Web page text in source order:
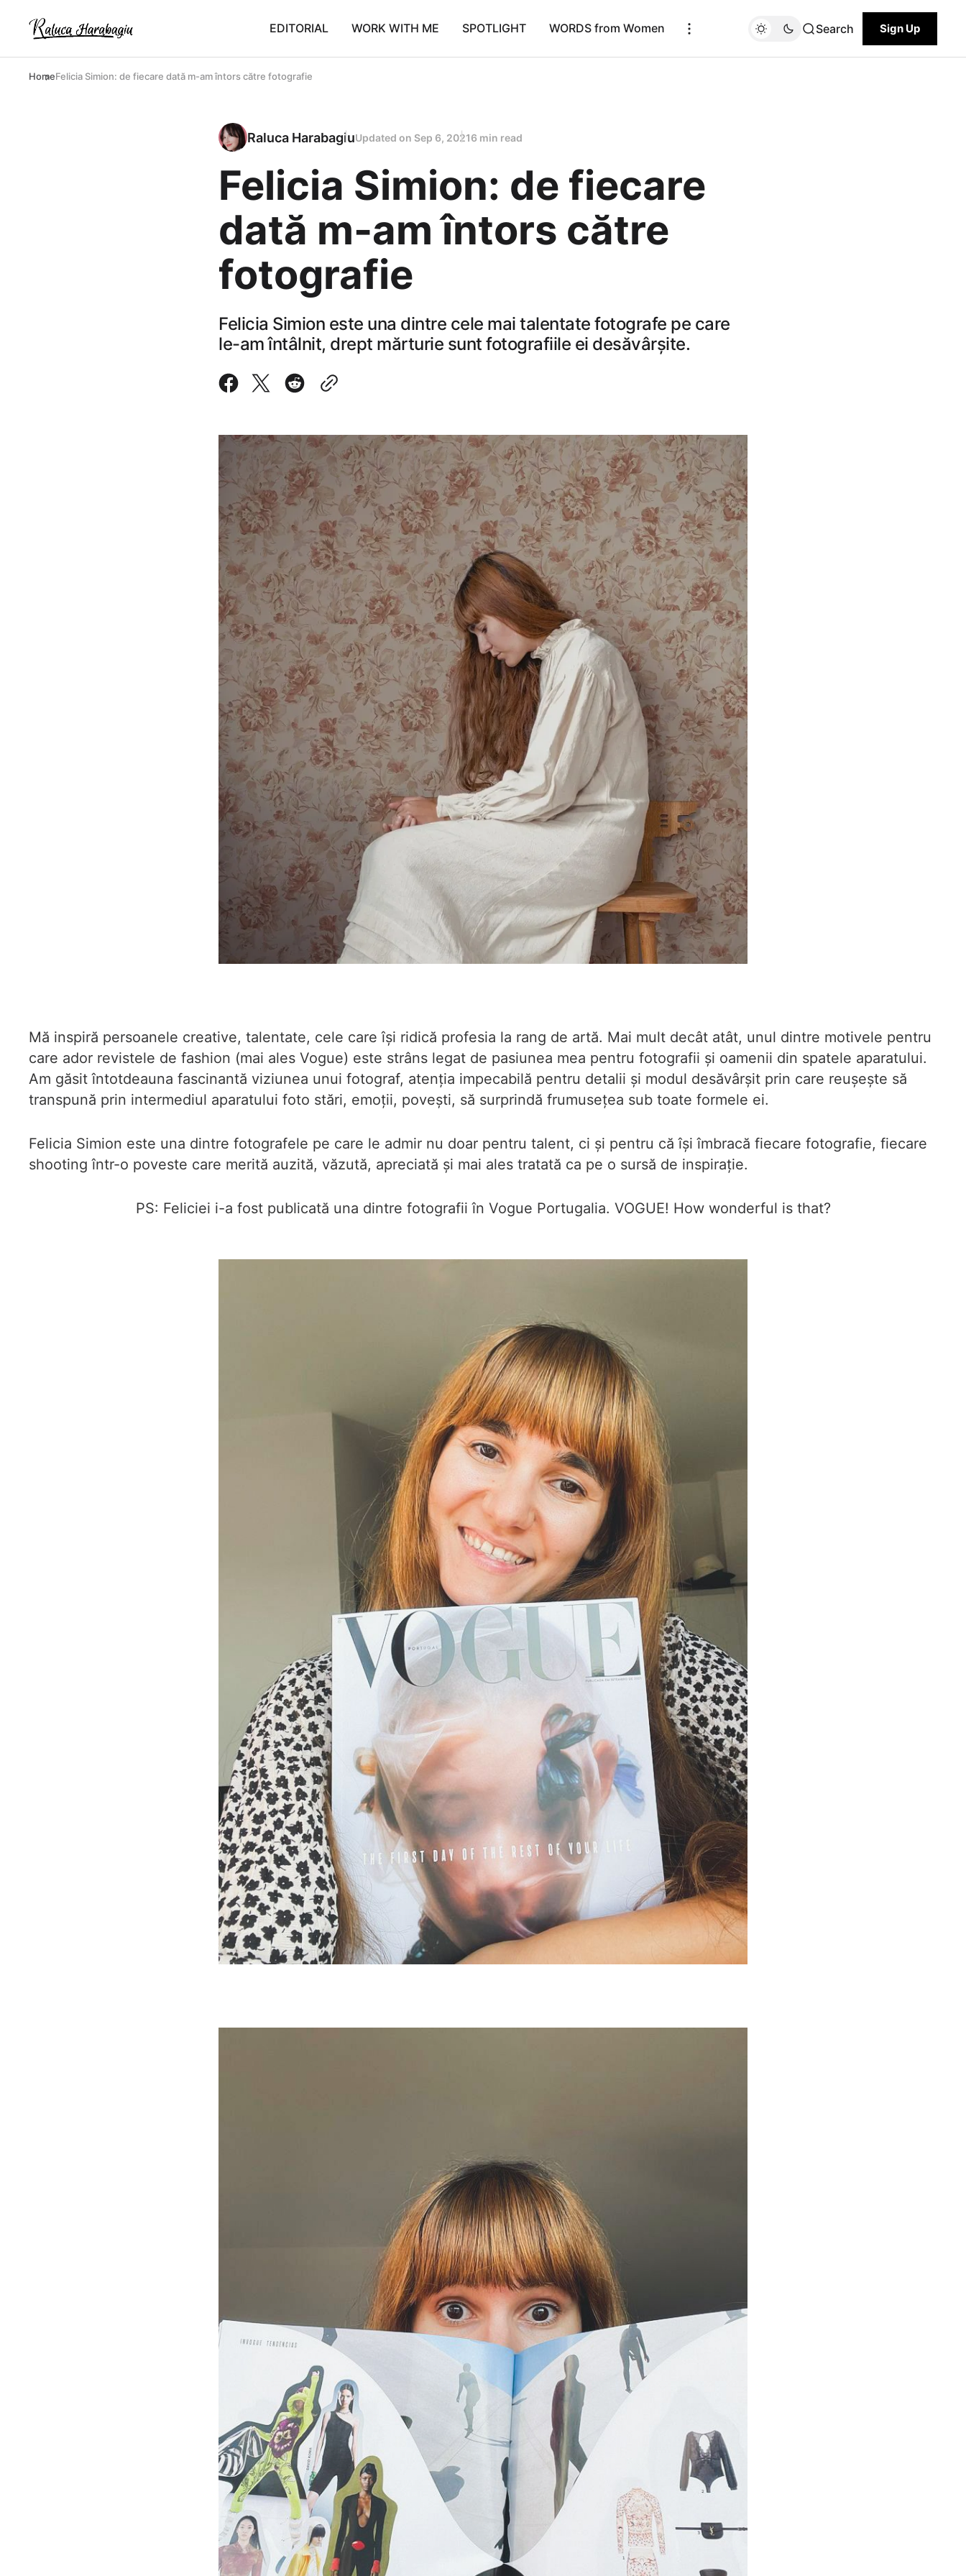
EDITORIAL WORK WITH ME SPOTLIGHT WORDS from Women Search Sign Up
HomeFelicia Simion: de fiecare dată m-am întors către fotografie
Raluca HarabagiuUpdated on Sep 6, 20216 min read
Felicia Simion: de fiecare
dată m-am întors către
fotografie
Felicia Simion este una dintre cele mai talentate fotografe pe care
le-am întâlnit, drept mărturie sunt fotografiile ei desăvârșite.
Mă inspiră persoanele creative, talentate, cele care își ridică profesia la rang de artă. Mai mult decât atât, unul dintre motivele pentru
care ador revistele de fashion (mai ales Vogue) este strâns legat de pasiunea mea pentru fotografii și oamenii din spatele aparatului.
Am găsit întotdeauna fascinantă viziunea unui fotograf, atenția impecabilă pentru detalii și modul desăvârșit prin care reușește să
transpună prin intermediul aparatului foto stări, emoții, povești, să surprindă frumusețea sub toate formele ei.
Felicia Simion este una dintre fotografele pe care le admir nu doar pentru talent, ci și pentru că își îmbracă fiecare fotografie, fiecare
shooting într-o poveste care merită auzită, văzută, apreciată și mai ales tratată ca pe o sursă de inspirație.
PS: Feliciei i-a fost publicată una dintre fotografii în Vogue Portugalia. VOGUE! How wonderful is that?